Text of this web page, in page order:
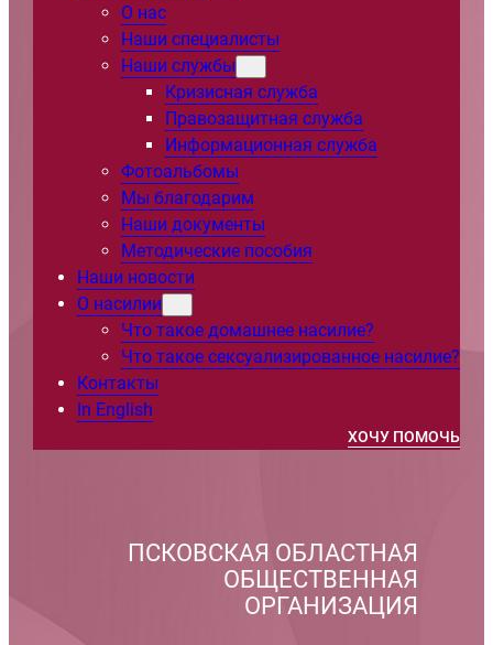
О нас
Наши специалисты
Наши службы
Кризисная служба
Правозащитная служба
Информационная служба
Фотоальбомы
Мы благодарим
Наши документы
Методические пособия
Наши новости
О насилии
Что такое домашнее насилие?
Что такое сексуализированное насилие?
Контакты
In English
ХОЧУ ПОМОЧЬ
ПСКОВСКАЯ ОБЛАСТНАЯ
ОБЩЕСТВЕННАЯ
ОРГАНИЗАЦИЯ